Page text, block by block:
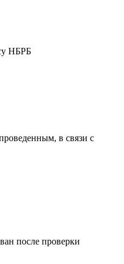
НБРБ
в связи с
после проверки